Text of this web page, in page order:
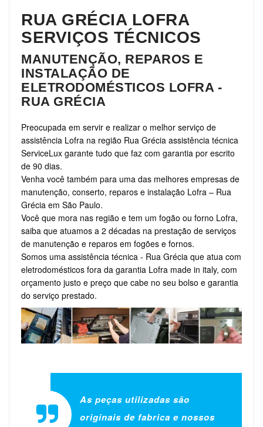
RUA GRÉCIA LOFRA
SERVIÇOS TÉCNICOS
MANUTENÇÃO, REPAROS E
INSTALAÇÃO DE
ELETRODOMÉSTICOS LOFRA -
RUA GRÉCIA
Preocupada em servir e realizar o melhor serviço de
assistência Lofra na região Rua Grécia assistência técnica
ServiceLux garante tudo que faz com garantia por escrito
de 90 dias.
Venha você também para uma das melhores empresas de
manutenção, conserto, reparos e instalação Lofra – Rua
Grécia em São Paulo.
Você que mora nas região e tem um fogão ou forno Lofra,
saiba que atuamos a 2 décadas na prestação de serviços
de manutenção e reparos em fogões e fornos.
Somos uma assistência técnica - Rua Grécia que atua com
eletrodomésticos fora da garantia Lofra made in italy, com
orçamento justo e preço que cabe no seu bolso e garantia
do serviço prestado.
As peças utilizadas são
originais de fabrica e nossos